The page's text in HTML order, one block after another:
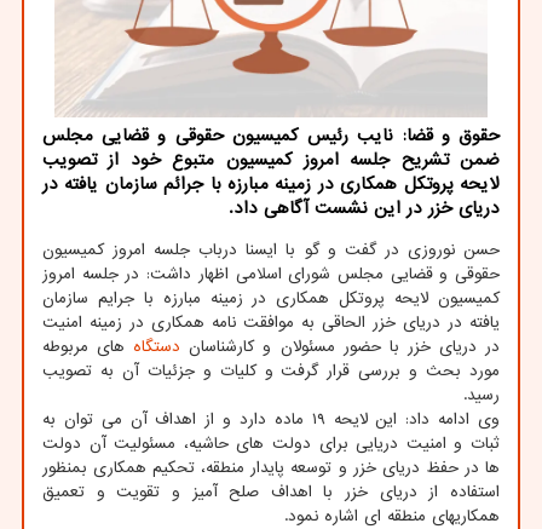
حقوق و قضا: نایب رئیس كمیسیون حقوقی و قضایی مجلس
ضمن تشریح جلسه امروز كمیسیون متبوع خود از تصویب
لایحه پروتكل همكاری در زمینه مبارزه با جرائم سازمان یافته در
دریای خزر در این نشست آگاهی داد.
حسن نوروزی در گفت و گو با ایسنا درباب جلسه امروز کمیسیون
حقوقی و قضایی مجلس شورای اسلامی اظهار داشت: در جلسه امروز
کمیسیون لایحه پروتکل همکاری در زمینه مبارزه با جرایم سازمان
یافته در دریای خزر الحاقی به موافقت نامه همکاری در زمینه امنیت
در دریای خزر با حضور مسئولان و کارشناسان دستگاه های مربوطه
مورد بحث و بررسی قرار گرفت و کلیات و جزئیات آن به تصویب
رسید.
وی ادامه داد: این لایحه ۱۹ ماده دارد و از اهداف آن می توان به
ثبات و امنیت دریایی برای دولت های حاشیه، مسئولیت آن دولت
ها در حفظ دریای خزر و توسعه پایدار منطقه، تحکیم همکاری بمنظور
استفاده از دریای خزر با اهداف صلح آمیز و تقویت و تعمیق
همکاریهای منطقه ای اشاره نمود.